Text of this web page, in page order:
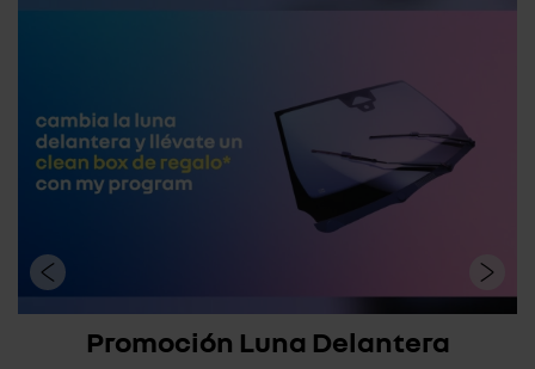
Promoción Luna Delantera